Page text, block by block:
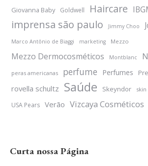
Giovanna Baby Goldwell Haircare
imprensa são paulo Jimmy Choo
Marco Antônio de Biaggi marketing Mezzo
Mezzo Dermocosméticos Montblanc
peras americanas perfume Perfumes
rovella schultz Saúde Skeyndor skin
USA Pears Verão Vizcaya Cosméticos
Curta nossa Página